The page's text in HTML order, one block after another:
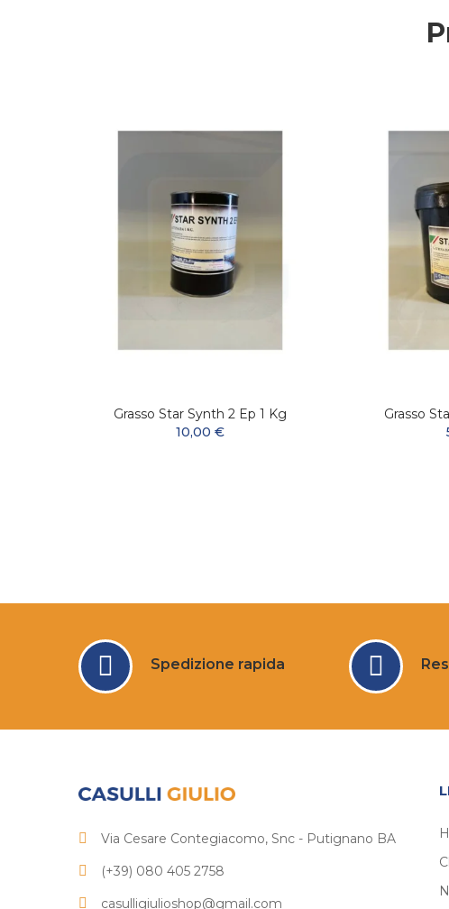
Grasso Star Synth 2 Ep 1 Kg
10,00 €
Grasso
Spedizione rapida
Via Cesare Contegiacomo, Snc - Putignano BA
(+39) 080 405 2758
casulligiulioshop@gmail.com